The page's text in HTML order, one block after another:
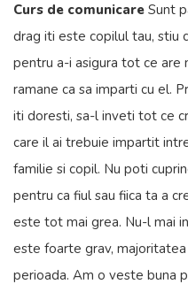
Curs de comunicare Sunt
drag iti este copilul tau, stiu
pentru a-i asigura tot ce are
ramane ca sa imparti cu el.
iti doresti, sa-l inveti tot ce
care il ai trebuie impartit
familie si copil. Nu poti
pentru ca fiul sau fiica ta a
este tot mai grea. Nu-l mai
este foarte grav,
perioada. Am o veste buna